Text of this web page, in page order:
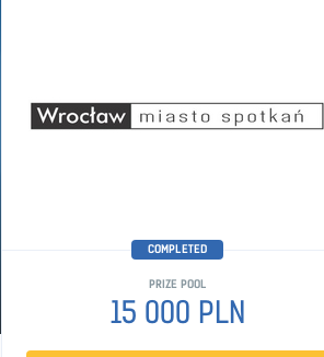
COMPLETED
PRIZE POOL
15 000 PLN